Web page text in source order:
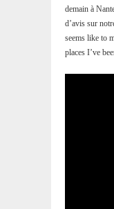
demain à
d’avis sur
seems like to
places I’ve